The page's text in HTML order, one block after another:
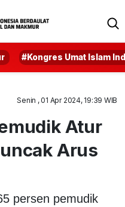
#Kongres Umat Islam
Senin , 01 Apr 2024, 19:39 WIB
Atur
Arus
persen pemudik